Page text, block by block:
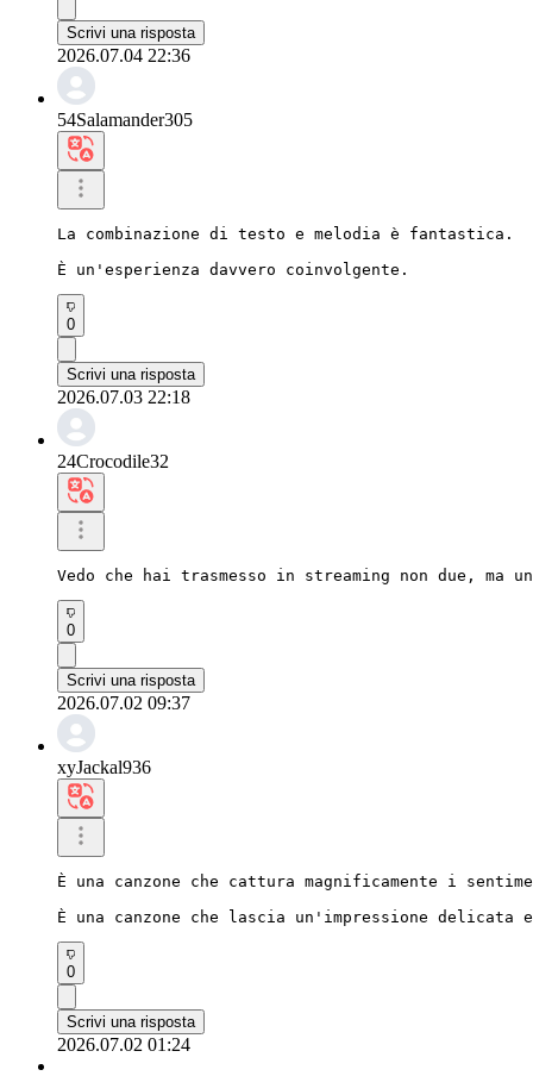
Scrivi una risposta
2026.07.04 22:36
54Salamander305
La combinazione di testo e melodia è fantastica.
È un'esperienza davvero coinvolgente.
0
Scrivi una risposta
2026.07.03 22:18
24Crocodile32
Vedo che hai trasmesso in streaming non due, ma
0
Scrivi una risposta
2026.07.02 09:37
xyJackal936
È una canzone che cattura magnificamente i
È una canzone che lascia un'impressione delicata
0
Scrivi una risposta
2026.07.02 01:24